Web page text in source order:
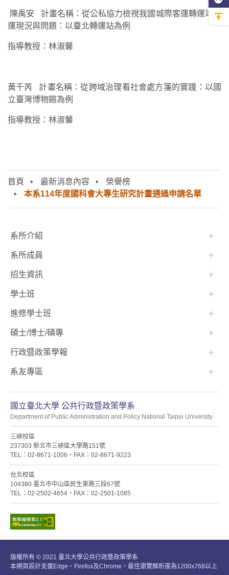
首頁 最新消息內容
榮譽榜
本系114年度國科會大專生研究計畫通過申請名單
陳禹安 計畫名稱：從公私協力檢視我國城際客運轉運站營
運現況與問題：以臺北轉運站為例
指導教授：林淑馨
黃千芮 計畫名稱：從跨域治理看社會處方箋的實踐：以國
立臺灣博物館為例
指導教授：林淑馨
:::
國立臺北大學 公共行政暨政策學系
Department of Public Administration and Policy National Taipei University
三峽校區
237303 新北市三峽區大學路151號
TEL：02-8671-1006・FAX：02-8671-9223
台北校區
104380 臺北市中山區民生東路三段67號
TEL：02-2502-4654・FAX：02-2501-1085
系所介紹
系所成員
招生資訊
學士班⠀⠀
進修學士班
碩士/博士/碩專
行政暨政策學報
系友專區
版權所有 © 2021 臺北大學公共行政暨政策學系
本網頁設計支援Edge、Firefox及Chrome，最佳瀏覽解析度為1200x768以上